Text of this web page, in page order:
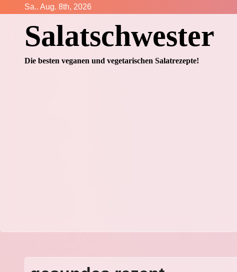
springen
Sa.. Aug. 8th, 2026
Salatschwester
Die besten veganen und vegetarischen Salatrezepte!